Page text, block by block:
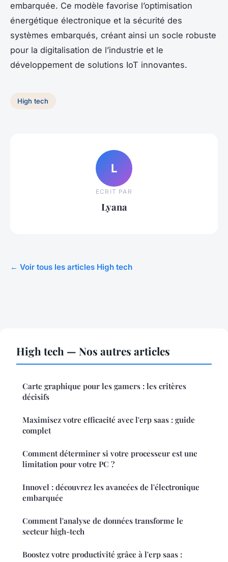
embarquée. Ce modèle favorise l’optimisation
énergétique électronique et la sécurité des
systèmes embarqués, créant ainsi un socle robuste
pour la digitalisation de l’industrie et le
développement de solutions IoT innovantes.
High tech
L
ECRIT PAR
Lyana
← Voir tous les articles High tech
High tech — Nos autres articles
Carte graphique pour les gamers : les critères
décisifs
Maximisez votre efficacité avec l'erp saas : guide
complet
Comment déterminer si votre processeur est une
limitation pour votre PC ?
Innovel : découvrez les avancées de l'électronique
embarquée
Comment l'analyse de données transforme le
secteur high-tech
Boostez votre productivité grâce à l'erp saas :